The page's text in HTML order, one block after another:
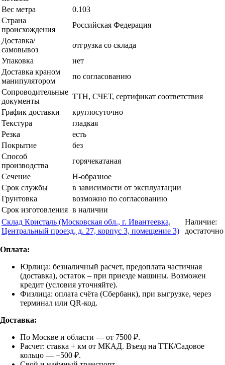
Вес метра
0.103
Страна
происхождения
Российская Федерация
Доставка/
самовывоз
отгрузка со склада
Упаковка
нет
Доставка краном
манипулятором
по согласованию
Сопроводительные
документы
ТТН, СЧЕТ, сертификат соответствия
График доставки
круглосуточно
Текстура
гладкая
Резка
есть
Покрытие
без
Способ
производства
горячекатаная
Сечение
Н-образное
Срок службы
в зависимости от эксплуатации
Грунтовка
возможно по согласованию
Срок изготовления в наличии
Склад Кристаль (Московская обл., г. Ивантеевка,
Центральный проезд, д. 27, корпус 3, помещение 3)
Наличие:
достаточно
Оплата:
Юрлица: безналичный расчет, предоплата частичная
(доставка), остаток – при приезде машины. Возможен
кредит (условия уточняйте).
Физлица: оплата счёта (Сбербанк), при выгрузке, через
терминал или QR-код.
Доставка:
По Москве и области — от 7500 ₽.
Расчет: ставка + км от МКАД. Въезд на ТТК/Садовое
кольцо — +500 ₽.